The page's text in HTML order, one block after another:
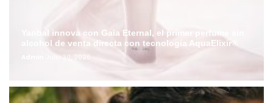
Yanbal innova con Gaia Eternal, el primer perfume sin
alcohol de venta directa con tecnología AquaElixir®
Julio 30, 2026